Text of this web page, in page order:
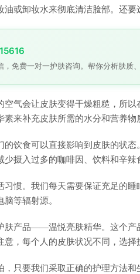
或卸妆水来彻底清洁脸部。还要
，免费一对一护肤咨询。帮你分析肤质
空气会让皮肤变得干燥粗糙，所
来补充皮肤所需的水分和营养物
的饮食可以直接影响到皮肤的状
摄入过多的咖啡因、饮料和辛辣
习惯。我们每天需要保证充足的
等辐射源。
肤产品——温悦亮肤精华。这个产
意，每个人的皮肤状况不同，选择
，只要我们采取正确的护理方法